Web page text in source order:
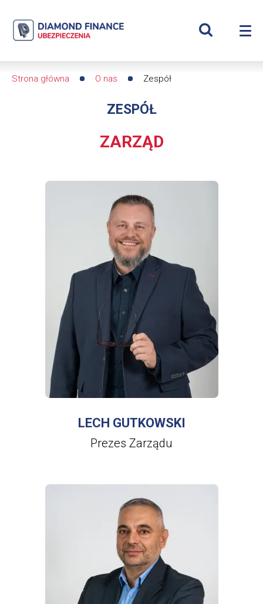
Zespół
Diamond
dfs24
Wyświetl
Strona główna O nas Zespół
ZESPÓŁ
ZARZĄD
WIĘCEJ INFORMACJI
LECH
GUTKOWSKI
LECH GUTKOWSKI
Prezes Zarządu